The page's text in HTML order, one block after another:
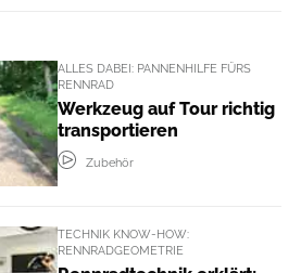
ALLES DABEI: PANNENHILFE FÜRS
RENNRAD
Werkzeug auf Tour richtig
transportieren
Zubehör
TECHNIK KNOW-HOW:
RENNRADGEOMETRIE